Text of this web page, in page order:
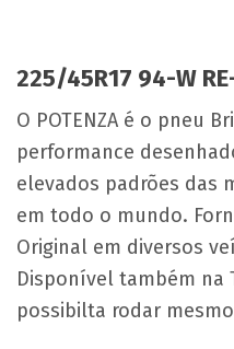
225/45R17 94-W
O POTENZA é o pneu
performance
elevados padrões das
em todo o mundo.
Original em diversos
Disponível também na
possibilta rodar